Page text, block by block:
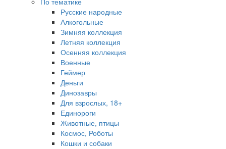
Русские народные
Алкогольные
Зимняя коллекция
Летняя коллекция
Осенняя коллекция
Военные
Геймер
Деньги
Динозавры
Для взрослых, 18+
Единороги
Животные, птицы
Космос, Роботы
Кошки и собаки